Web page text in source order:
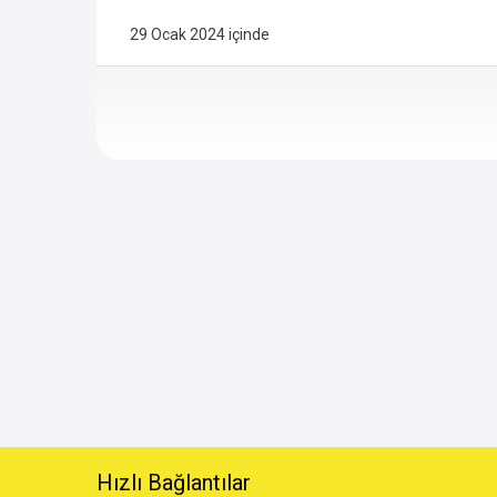
29 Ocak 2024içinde
Hızlı Bağlantılar